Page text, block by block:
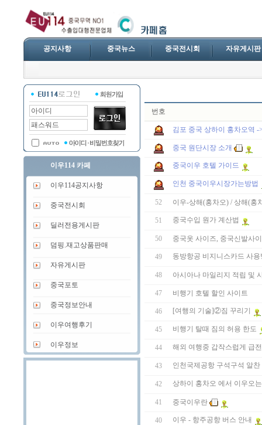
공지사항 중국뉴스 중국전시회 자유게시판
이우114 카페
이우114공지사항
중국전시회
딜러전용게시판
덤핑.재고상품판매
자유게시판
중국포토
중국정보안내
이우여행후기
이우정보
번호
김포 중국 상하이 홍차오역
중국 원단시장 소개
중국이우 호텔 가이드
인천 중국이우시장가는방법
52 이우-상해(홍차오) / 상해(홍
51 중국수입 원가 계산법
50 중국옷 사이즈, 중국신발사
49 동방항공 비지니스카드 사용
48 아시아나 마일리지 적립 및
47 비행기 호텔 할인 사이트
46 [여행의 기술]②짐 꾸리기
45 비행기 탈때 짐의 허용 한도
44 해외 여행중 갑작스럽게 급
43 인천국제공항 구석구석 알찬
42 상하이 홍차오 에서 이우오
41 중국이우란
40 이우 - 항주공항 버스 안내